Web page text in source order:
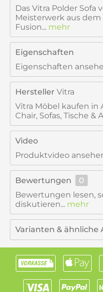
Das Vitra Polder Sofa
Meisterwerk aus dem
Fusion... mehr
Eigenschaften
Eigenschaften
Hersteller Vitra
Vitra Möbel kaufen in
Chair, Sofas, Tische &
Video
Produktvideo
Bewertungen
0
Bewertungen lesen,
diskutieren... mehr
Varianten & ähnliche